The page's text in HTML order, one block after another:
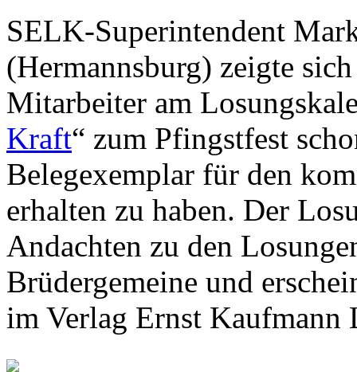
SELK-Superintendent
(Hermannsburg) zeigte
Mitarbeiter am
Kraft“ zum Pfingstfest
Belegexemplar für den
erhalten zu haben. Der
Andachten zu den
Brüdergemeine und
im Verlag Ernst Kaufmann